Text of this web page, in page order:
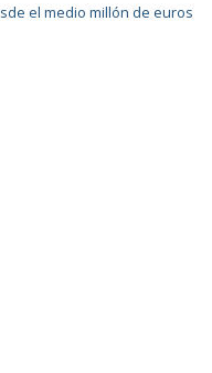
el medio millón de euros